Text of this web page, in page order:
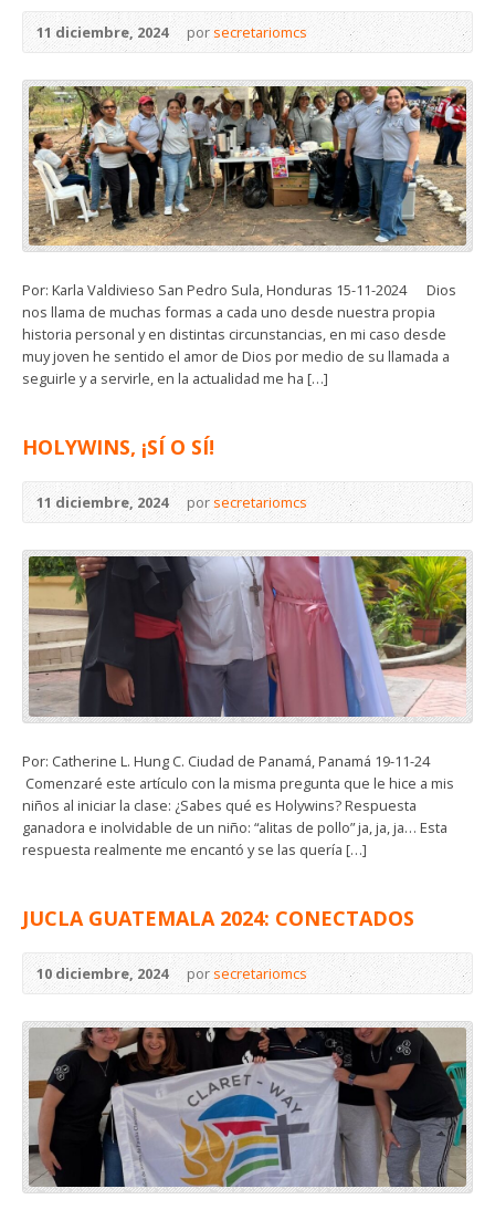
11 diciembre, 2024 por secretariomcs
Por: Karla Valdivieso San Pedro Sula, Honduras 15-11-2024 Dios
nos llama de muchas formas a cada uno desde nuestra propia
historia personal y en distintas circunstancias, en mi caso desde
muy joven he sentido el amor de Dios por medio de su llamada a
seguirle y a servirle, en la actualidad me ha […]
HOLYWINS, ¡SÍ O SÍ!
11 diciembre, 2024 por secretariomcs
Por: Catherine L. Hung C. Ciudad de Panamá, Panamá 19-11-24
Comenzaré este artículo con la misma pregunta que le hice a mis
niños al iniciar la clase: ¿Sabes qué es Holywins? Respuesta
ganadora e inolvidable de un niño: “alitas de pollo” ja, ja, ja… Esta
respuesta realmente me encantó y se las quería […]
JUCLA GUATEMALA 2024: CONECTADOS
10 diciembre, 2024 por secretariomcs